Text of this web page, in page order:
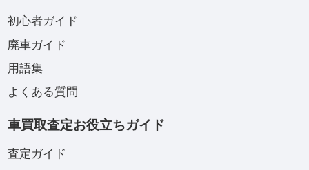
初心者ガイド
廃車ガイド
用語集
よくある質問
車買取査定お役立ちガイド
査定ガイド